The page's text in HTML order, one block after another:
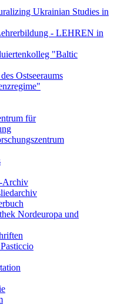
Ukrainian Studies in
- LEHREN in
"Baltic
Ostseeraums
für
Archiv
Nordeuropa und